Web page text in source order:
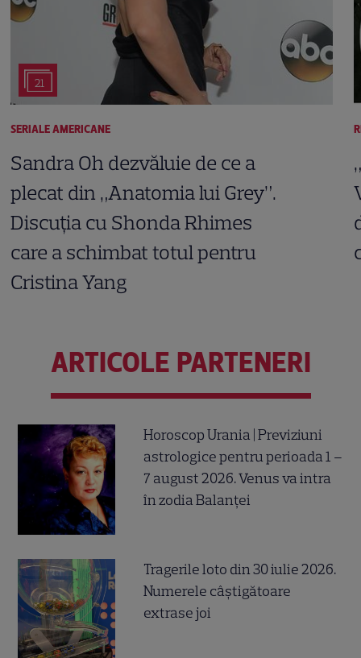
21
SERIALE AMERICANE
Sandra Oh dezvăluie de ce a
plecat din „Anatomia lui Grey”.
Discuția cu Shonda Rhimes
care a schimbat totul pentru
Cristina Yang
ARTICOLE PARTENERI
Horoscop Urania | Previziuni
astrologice pentru perioada 1 –
7 august 2026. Venus va intra
în zodia Balanței
Tragerile loto din 30 iulie 2026.
Numerele câştigătoare
extrase joi